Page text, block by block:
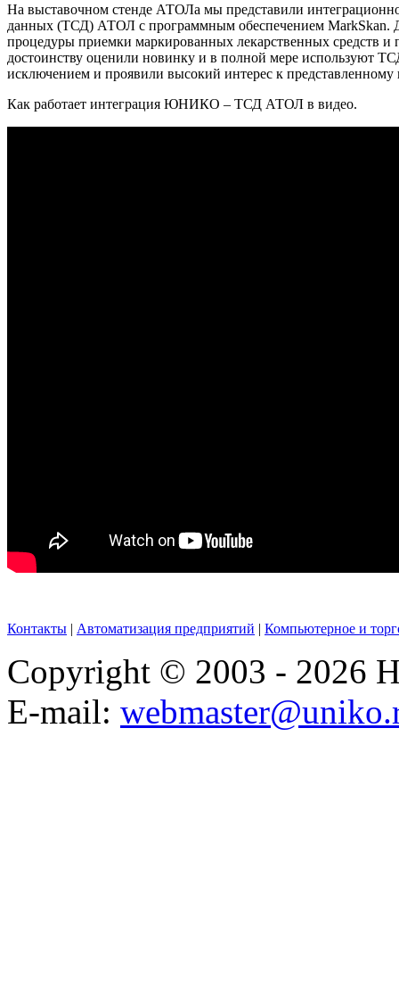
На выставочном стенде АТОЛа мы представили
данных (ТСД) АТОЛ с программным обеспечением MarkSkan.
процедуры приемки маркированных лекарственных
достоинству оценили новинку и в полной мере используют
исключением и проявили высокий интерес к
Как работает интеграция ЮНИКО – ТСД АТОЛ в видео.
Контакты | Автоматизация предприятий | Компьютерное и
Copyright © 2003 - 2026
E-mail: